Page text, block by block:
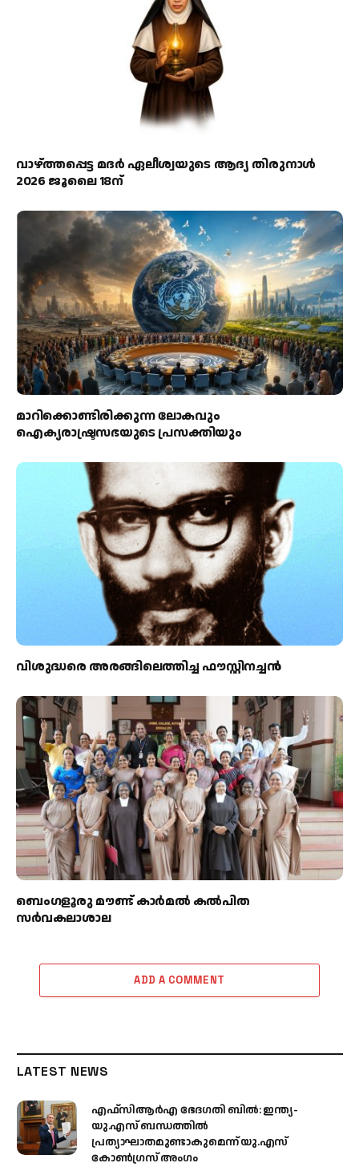
വാഴ്ത്തപ്പെട്ട മദര്‍ ഏലീശ്വയുടെ ആദ്യ തിരുനാള്‍
2026 ജൂലൈ 18ന്
മാറിക്കൊണ്ടിരിക്കുന്ന ലോകവും
ഐക്യരാഷ്ട്രസഭയുടെ പ്രസക്തിയും
വിശുദ്ധരെ അരങ്ങിലെത്തിച്ച ഫൗസ്റ്റിനച്ചൻ
ബെംഗളൂരു മൗണ്ട് കാര്‍മല്‍ കല്‍പിത
സര്‍വകലാശാല
ADD A COMMENT
LATEST NEWS
എഫ്‌സിആർഎ ഭേദഗതി ബിൽ: ഇന്ത്യ-
യു.എസ് ബന്ധത്തിൽ
പ്രത്യാഘാതമുണ്ടാകുമെന്ന് യു.എസ്
കോൺഗ്രസ് അംഗം